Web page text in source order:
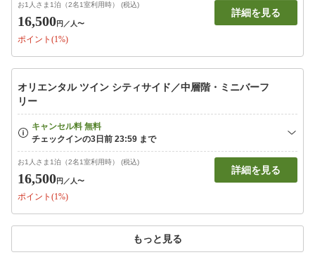
お1人さま1泊（2名1室利用時） (税込)
16,500円 ／人〜
ポイント(1%)
詳細を見る
オリエンタル ツイン シティサイド／中層階・ミニバーフ
リー
お1人さま1泊（2名1室利用時） (税込)
16,500円 ／人〜
ポイント(1%)
詳細を見る
もっと見る